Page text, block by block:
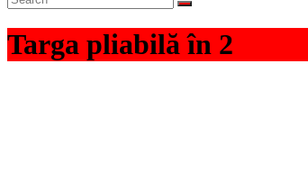
Targa pliabilă în 2